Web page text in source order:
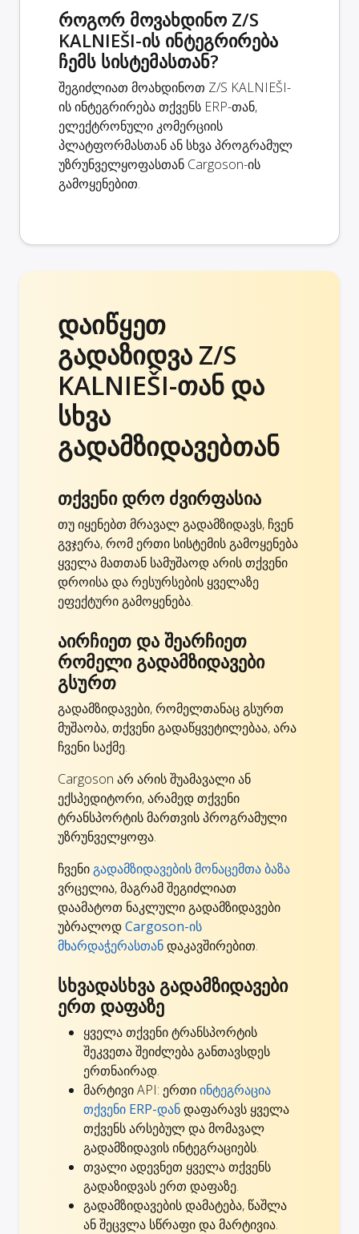
როგორ მოვახდინო Z/S
KALNIEŠI-ის ინტეგრირება
ჩემს სისტემასთან?
შეგიძლიათ მოახდინოთ Z/S KALNIEŠI-
ის ინტეგრირება თქვენს ERP-თან,
ელექტრონული კომერციის
პლატფორმასთან ან სხვა პროგრამულ
უზრუნველყოფასთან Cargoson-ის
გამოყენებით.
დაიწყეთ
გადაზიდვა Z/S
KALNIEŠI-თან და
სხვა
გადამზიდავებთან
თქვენი დრო ძვირფასია
თუ იყენებთ მრავალ გადამზიდავს, ჩვენ
გვჯერა, რომ ერთი სისტემის გამოყენება
ყველა მათთან სამუშაოდ არის თქვენი
დროისა და რესურსების ყველაზე
ეფექტური გამოყენება.
აირჩიეთ და შეარჩიეთ
რომელი გადამზიდავები
გსურთ
გადამზიდავები, რომელთანაც გსურთ
მუშაობა, თქვენი გადაწყვეტილებაა, არა
ჩვენი საქმე.
Cargoson არ არის შუამავალი ან
ექსპედიტორი, არამედ თქვენი
ტრანსპორტის მართვის პროგრამული
უზრუნველყოფა.
ჩვენიგადამზიდავების მონაცემთა ბაზა
ვრცელია, მაგრამ შეგიძლიათ
დაამატოთ ნაკლული გადამზიდავები
უბრალოდCargoson-ის
მხარდაჭერასთანდაკავშირებით.
სხვადასხვა გადამზიდავები
ერთ დაფაზე
ყველა თქვენი ტრანსპორტის
შეკვეთა შეიძლება განთავსდეს
ერთნაირად.
მარტივი API: ერთიინტეგრაცია
თქვენი ERP-დანდაფარავს ყველა
თქვენს არსებულ და მომავალ
გადამზიდავის ინტეგრაციებს.
თვალი ადევნეთ ყველა თქვენს
გადაზიდვას ერთ დაფაზე.
გადამზიდავების დამატება, წაშლა
ან შეცვლა სწრაფი და მარტივია.